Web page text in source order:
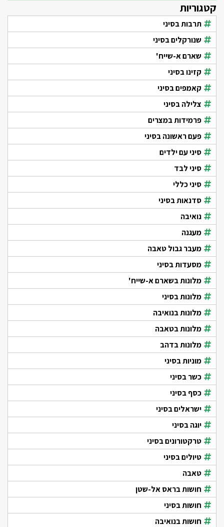
קטגוריות
תרבות בסיני
שנורקלים בסיני
שארם א-שייח'
קזינו בסיני
קאמפים בסיני
צלילה בסיני
פרמידות במצרים
פעם ראשונה בסיני
סיני עם ילדים
סיני לבד
סיני כללי
סדנאות בסיני
נואיבה
מעגנה
מעבר גבול טאבה
מסעדות בסיני
מלונות בשארם א-שייח'
מלונות בסיני
מלונות בנואיבה
מלונות בטאבה
מלונות בדהב
מוניות בסיני
כשר בסיני
כסף בסיני
ישראלים בסיני
יוגה בסיני
טרקטורונים בסיני
טיולים בסיני
טאבה
חושות בראס אל-שטן
חושות בסיני
חושות בנואיבה